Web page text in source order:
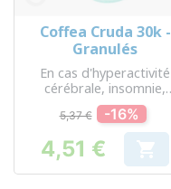
Coffea Cruda 30k -
Granulés
En cas d'hyperactivité
cérébrale, insomnie,
douleur, trouble
gynécologique
5,37 € -16%
Prix
4,51 € 